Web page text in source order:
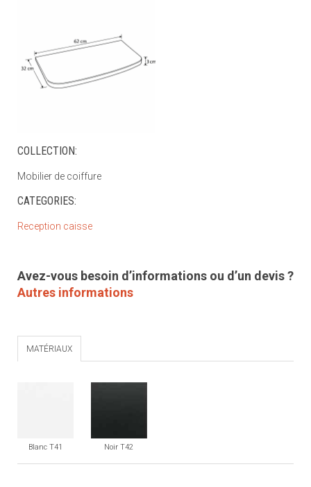
COLLECTION:
Mobilier de coiffure
CATEGORIES:
Reception caisse
Avez-vous besoin d’informations ou d’un devis ?
Autres informations
MATÉRIAUX
Blanc T41 Noir T42